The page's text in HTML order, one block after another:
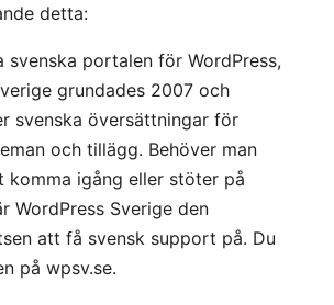
detta:
svenska portalen för WordPress,
grundades 2007 och
svenska översättningar för
och tillägg. Behöver man
komma igång eller stöter på
WordPress Sverige den
att få svensk support på. Du
på wpsv.se.